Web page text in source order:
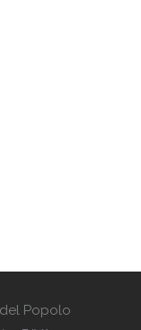
del Popolo